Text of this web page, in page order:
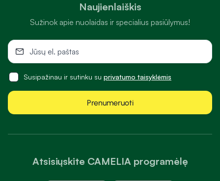
Atsisiųskite CAMELIA programėlę
Naujienlaiškis
Sužinok apie nuolaidas ir specialius pasiūlymus!
Susipažinau ir sutinku su privatumo taisyklėmis
Prenumeruoti